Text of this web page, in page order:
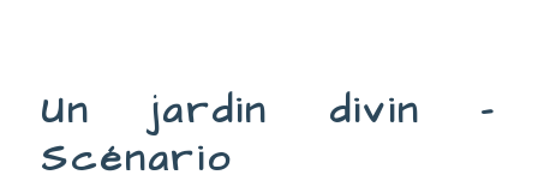
Un jardin divin –
Scénario